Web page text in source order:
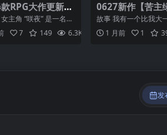
RPG大作更新
堕】花葬巫女咲
巫女サクヤ +存
载汉化】
主角 “咲夜” 是一名
，她可以通过与付丧
付丧...7 149 6.3K 2
0627新作【苦主
国邂逅路口 ~ 南
クション【AI加
故事 我有一个比我大
竹马，就像姐姐一样的
岁的春天……我意识...
1 月前 1
发